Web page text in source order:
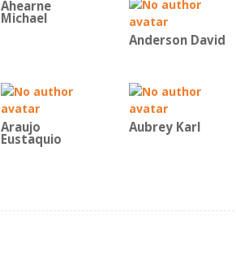
Ahearne
Michael
Anderson David
Araujo
Eustaquio
Aubrey Karl